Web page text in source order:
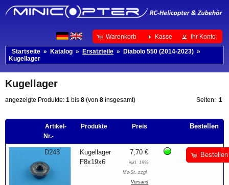
Warenkorb Kasse Ihr Konto
Startseite » Katalog » Ersatzteile » Diabolo 550 (2014-2023) »
Kugellager
Kugellager
Seiten: 1
angezeigte Produkte: 1 bis 8 (von 8 insgesamt)
Artikel-
Nr.-
Produkte Preis Bestellen
D243
Kugellager
F8x19x6
7,70 €
inkl. 19%
MwSt. zzgl.
Versand
Bestellen